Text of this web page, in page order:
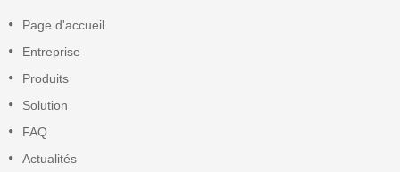
Page d'accueil
Entreprise
Produits
Solution
FAQ
Actualités